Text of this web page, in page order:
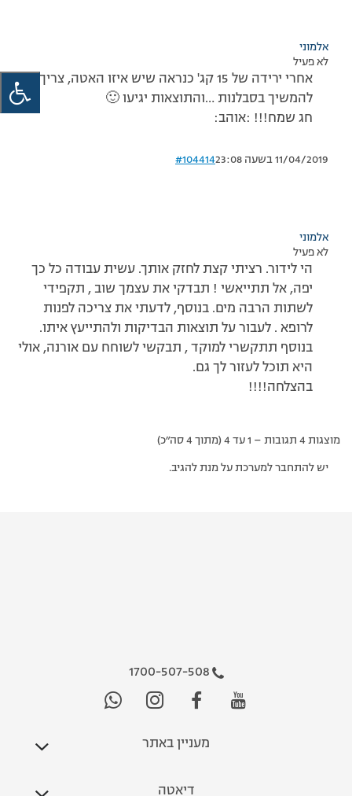
אלמוני
לא פעיל
אחרי ירידה של 15 קג' כנראה שיש איזו האטה, צריך
להמשיך בסבלנות …והתוצאות יגיעו 🙂
חג שמח!!! :אוהב:
11/04/2019 בשעה 23:08 #104414
אלמוני
לא פעיל
הי לידור. רציתי קצת לחזק אותך. עשית עבודה כל כך
יפה, אל תתייאשי ! תבדקי את עצמך שוב , תקפידי
לשתות הרבה מים. בנוסף, לדעתי את צריכה לפנות
לרופא . לעבור על תוצאות הבדיקות ולהתייעץ איתו.
בנוסף תתקשרי למוקד , תבקשי לשוחח עם אורנה, אולי
היא תוכל לעזור לך גם.
בהצלחה!!!!
מוצגות 4 תגובות – 1 עד 4 (מתוך 4 סה״כ)
יש להתחבר למערכת על מנת להגיב.
1700-507-508
מעניין באתר
דיאטה